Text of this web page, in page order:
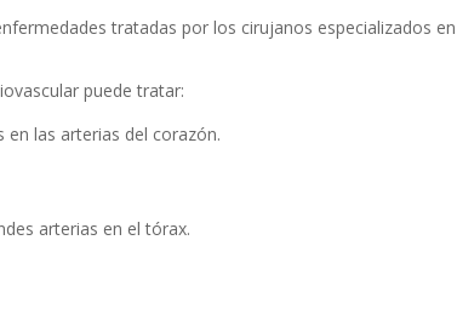
tratadas por los cirujanos especializados en
puede tratar:
las arterias del corazón.
arterias en el tórax.